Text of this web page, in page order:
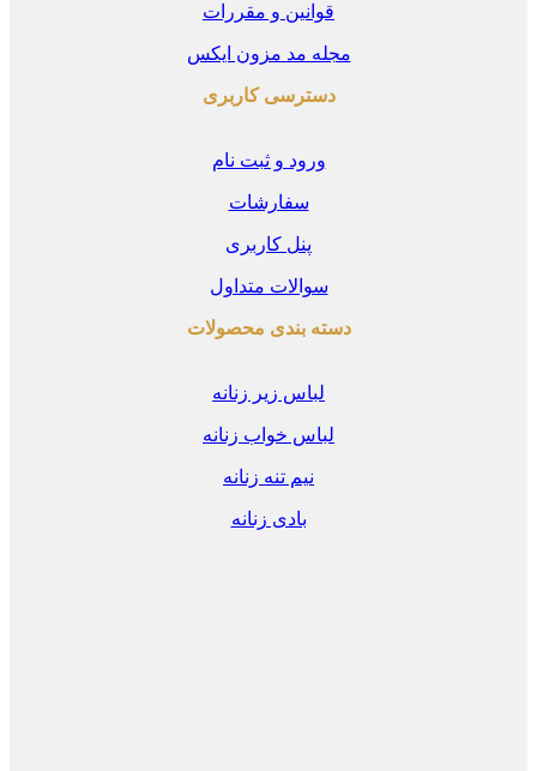
قوانین و مقررات
مجله مد مزون ایکس
دسترسی کاربری
ورود و ثبت نام
سفارشات
پنل کاربری
سوالات متداول
دسته بندی محصولات
لباس زیر زنانه
لباس خواب زنانه
نیم تنه زنانه
بادی زنانه